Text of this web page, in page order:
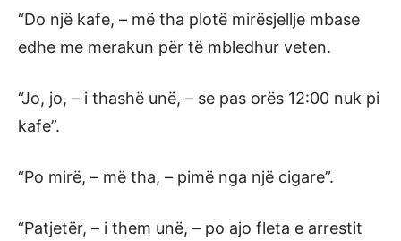
“Do një kafe, – më tha plotë mirësjellje mbase
edhe me merakun për të mbledhur veten.
“Jo, jo, – i thashë unë, – se pas orës 12:00 nuk pi
kafe”.
“Po mirë, – më tha, – pimë nga një cigare”.
“Patjetër, – i them unë, – po ajo fleta e arrestit